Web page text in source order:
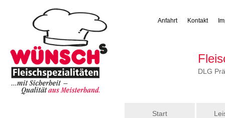
Anfahrt Kontakt
DLG
Start